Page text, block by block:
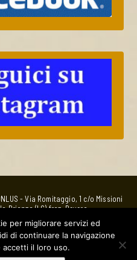
- Via Romitaggio, 1 c/o Missioni
Brianza (LC) fraz. Bevera
(LC) - whatsApp 320 4763885 -
per la donazione del 5%o IRPEF in
ONLUS.
per migliorare servizi ed
di continuare la navigazione
accetti il loro uso.